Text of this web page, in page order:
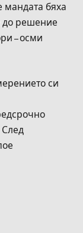
мандата бяха
до решение
– осми
си